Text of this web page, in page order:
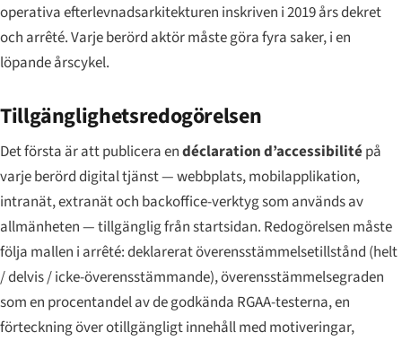
operativa efterlevnadsarkitekturen inskriven i 2019 års dekret
och arrêté. Varje berörd aktör måste göra fyra saker, i en
löpande årscykel.
Tillgänglighetsredogörelsen
Det första är att publicera endéclaration d’accessibilitépå
varje berörd digital tjänst — webbplats, mobilapplikation,
intranät, extranät och backoffice-verktyg som används av
allmänheten — tillgänglig från startsidan. Redogörelsen måste
följa mallen i arrêté: deklarerat överensstämmelsetillstånd (helt
/ delvis / icke-överensstämmande), överensstämmelsegraden
som en procentandel av de godkända RGAA-testerna, en
förteckning över otillgängligt innehåll med motiveringar,